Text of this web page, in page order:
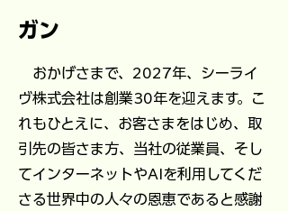
ガン
おかげさまで、2027年、シーライ
ヴ株式会社は創業30年を迎えます。こ
れもひとえに、お客さまをはじめ、取
引先の皆さま方、当社の従業員、そし
てインターネットやAIを利用してくだ
さる世界中の人々の恩恵であると感謝